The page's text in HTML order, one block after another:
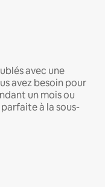
avec une
avez besoin pour
un mois ou
à la sous-